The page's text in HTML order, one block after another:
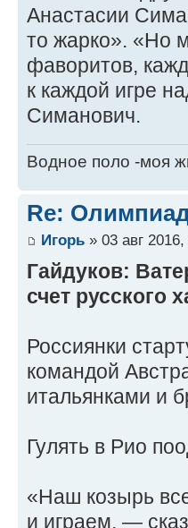
Анастасии
то жарко». «Но
фаворитов,
к каждой игре
Симанович.
Водное поло -моя
Re:
Игорь » 03 авг
Гайдуков:
счет русского
Россиянки
командой
итальянками и
Гулять в Рио
«Наш козырь
и играем, —